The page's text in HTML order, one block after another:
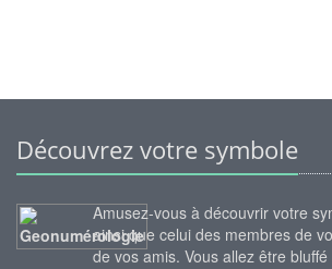
Découvrez votre symbole
Amusez-vous à découvrir votre
ainsi que celui des membres de
de vos amis. Vous allez être bluffé